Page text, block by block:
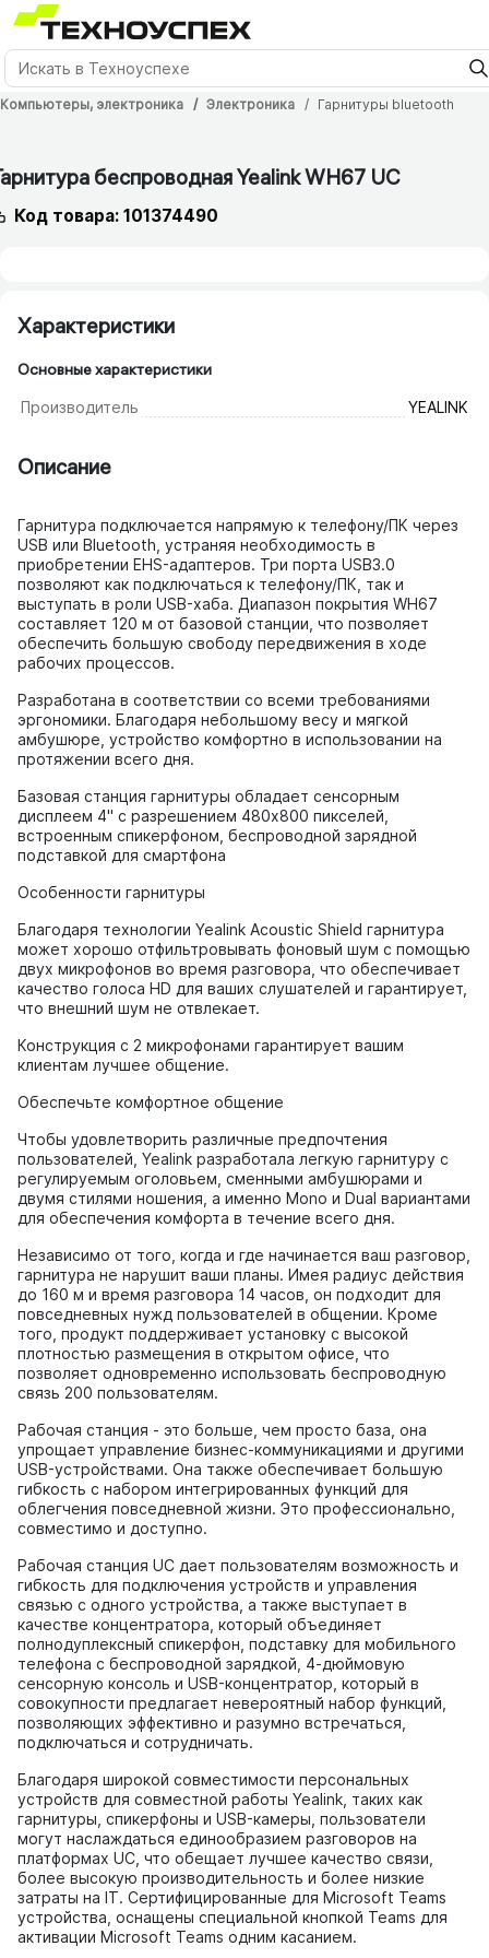
Компьютеры, электроника Электроника Гарнитуры bluetooth
беспроводная Yealink WH67 UC
Код товара: 101374490
Характеристики
Основные характеристики
Производитель YEALINK
Описание
Гарнитура подключается напрямую к телефону/ПК через
USB или Bluetooth, устраняя необходимость в
приобретении EHS-адаптеров. Три порта USB3.0
позволяют как подключаться к телефону/ПК, так и
выступать в роли USB-хаба. Диапазон покрытия WH67
составляет 120 м от базовой станции, что позволяет
обеспечить большую свободу передвижения в ходе
рабочих процессов.
Разработана в соответствии со всеми требованиями
эргономики. Благодаря небольшому весу и мягкой
амбушюре, устройство комфортно в использовании на
протяжении всего дня.
Базовая станция гарнитуры обладает сенсорным
дисплеем 4'' с разрешением 480x800 пикселей,
встроенным спикерфоном, беспроводной зарядной
подставкой для смартфона
Особенности гарнитуры
Благодаря технологии Yealink Acoustic Shield гарнитура
может хорошо отфильтровывать фоновый шум с помощью
двух микрофонов во время разговора, что обеспечивает
качество голоса HD для ваших слушателей и гарантирует,
что внешний шум не отвлекает.
Конструкция с 2 микрофонами гарантирует вашим
клиентам лучшее общение.
Обеспечьте комфортное общение
Чтобы удовлетворить различные предпочтения
пользователей, Yealink разработала легкую гарнитуру с
регулируемым оголовьем, сменными амбушюрами и
двумя стилями ношения, а именно Mono и Dual вариантами
для обеспечения комфорта в течение всего дня.
Независимо от того, когда и где начинается ваш разговор,
гарнитура не нарушит ваши планы. Имея радиус действия
до 160 м и время разговора 14 часов, он подходит для
повседневных нужд пользователей в общении. Кроме
того, продукт поддерживает установку с высокой
плотностью размещения в открытом офисе, что
позволяет одновременно использовать беспроводную
связь 200 пользователям.
Рабочая станция - это больше, чем просто база, она
упрощает управление бизнес-коммуникациями и другими
USB-устройствами. Она также обеспечивает большую
гибкость с набором интегрированных функций для
облегчения повседневной жизни. Это профессионально,
совместимо и доступно.
Рабочая станция UC дает пользователям возможность и
гибкость для подключения устройств и управления
связью с одного устройства, а также выступает в
качестве концентратора, который объединяет
полнодуплексный спикерфон, подставку для мобильного
телефона с беспроводной зарядкой, 4-дюймовую
сенсорную консоль и USB-концентратор, который в
совокупности предлагает невероятный набор функций,
позволяющих эффективно и разумно встречаться,
подключаться и сотрудничать.
Благодаря широкой совместимости персональных
устройств для совместной работы Yealink, таких как
гарнитуры, спикерфоны и USB-камеры, пользователи
могут наслаждаться единообразием разговоров на
платформах UC, что обещает лучшее качество связи,
более высокую производительность и более низкие
затраты на IT. Сертифицированные для Microsoft Teams
устройства, оснащены специальной кнопкой Teams для
активации Microsoft Teams одним касанием.